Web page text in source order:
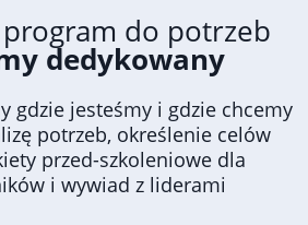
do potrzeb
dedykowany
gdzie jesteśmy i gdzie chcemy
potrzeb, określenie celów
przed-szkoleniowe dla
i wywiad z liderami